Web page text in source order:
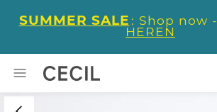
SUMMER SALE : Shop now -
HEREN